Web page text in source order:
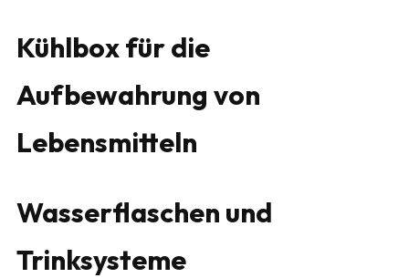
Kühlbox für die
Aufbewahrung von
Lebensmitteln
Wasserflaschen und
Trinksysteme